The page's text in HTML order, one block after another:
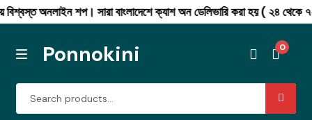
বাংলাদেশে ক্যাশ অন ডেলিভারি করা হয় ( ২৪ থেকে ৭২ ঘণ্টার মধ্যে
Ponnokini 0